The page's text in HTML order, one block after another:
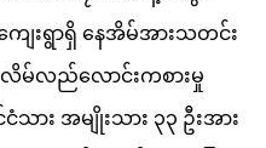
ေးရွာရှိ နေအိမ်အားသတင်း
လိမ်လည်လောင်းကစားမှု
း အမျိုးသား ၃၃ ဦးအား